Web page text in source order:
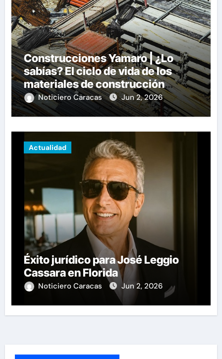
Construcciones Yamaro | ¿Lo
sabías? El ciclo de vida de los
materiales de construcción
revoluciona eficiencia en
proyectos modernos
Noticiero Caracas Jun 2, 2026
Actualidad
Éxito jurídico para José Leggio
Cassara en Florida
Noticiero Caracas Jun 2, 2026